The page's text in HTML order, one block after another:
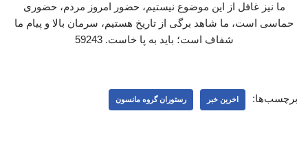
ما نیز غافل از این موضوع نیستیم، حضور امروز مردم، حضوری
حماسی است، ما شاهد برگی از تاریخ هستیم، سرمان بالا و پیام ما
شفاف است؛ باید به پا خاست. 59243
برچسب‌ها: اخرین خبر رستوران گروه مانسون